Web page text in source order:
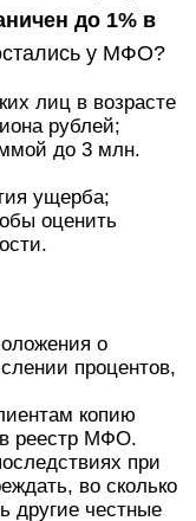
до 1% в
у МФО?
лиц в возрасте
рублей;
до 3 млн.
ущерба;
оценить
о
процентов,
копию
в реестр МФО.
при
во сколько
другие честные